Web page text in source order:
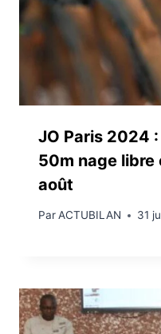
JO Paris 2024
50m nage libre
août
ParACTUBILAN 31